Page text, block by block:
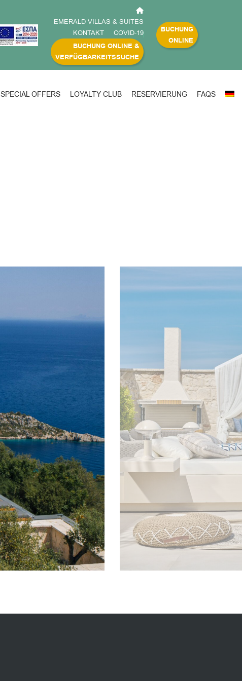
EMERALD VILLAS & SUITES
KONTAKT
COVID-19
BUCHUNG ONLINE &
VERFÜGBARKEITSSUCHE
BUCHUNG
ONLINE
SPECIAL OFFERS LOYALTY CLUB RESERVIERUNG FAQS